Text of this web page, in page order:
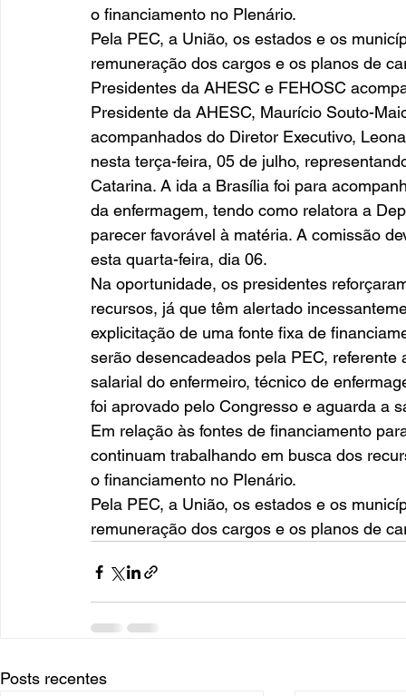
o financiamento no Plenário.
Pela PEC, a União, os estados e os
remuneração dos cargos e os planos de
Presidentes da AHESC e FEHOSC
Presidente da AHESC, Maurício Souto-
acompanhados do Diretor Executivo,
nesta terça-feira, 05 de julho,
Catarina. A ida a Brasília foi para
da enfermagem, tendo como relatora a
parecer favorável à matéria. A comissão
esta quarta-feira, dia 06.
Na oportunidade, os presidentes
recursos, já que têm alertado
explicitação de uma fonte fixa de
serão desencadeados pela PEC,
salarial do enfermeiro, técnico de
foi aprovado pelo Congresso e aguarda a
Em relação às fontes de financiamento
continuam trabalhando em busca dos
o financiamento no Plenário.
Pela PEC, a União, os estados e os
remuneração dos cargos e os planos de
Posts recentes